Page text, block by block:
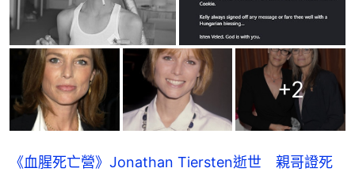
+2
《血腥死亡營》Jonathan Tiersten逝世 親哥證死